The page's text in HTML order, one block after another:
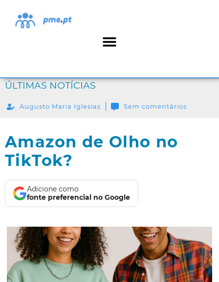
ÚLTIMAS NOTÍCIAS
Augusto Maria Iglesias Sem comentários
Amazon de Olho no
TikTok?
Adicione como
fonte preferencial no Google